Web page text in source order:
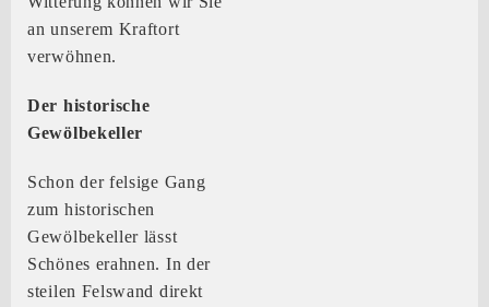
an unserem Kraftort
verwöhnen.
Der historische
Gewölbekeller
Schon der felsige Gang
zum historischen
Gewölbekeller lässt
Schönes erahnen. In der
steilen Felswand direkt